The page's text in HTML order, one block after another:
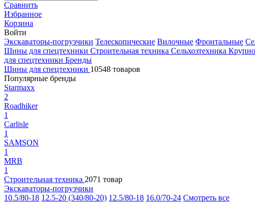
Сравнить
Избранное
Корзина
Войти
Экскаваторы-погрузчики Телескопические Вилочные Фронтальные
Шины для спецтехники Строительная техника Сельхозтехника
для спецтехники Бренды
Шины для спецтехники 10548 товаров
Популярные бренды
Starmaxx
2
Roadhiker
1
Carlisle
1
SAMSON
1
MRB
1
Строительная техника 2071 товар
Экскаваторы-погрузчики
10.5/80-18 12.5-20 (340/80-20) 12.5/80-18 16.0/70-24 Смотреть все